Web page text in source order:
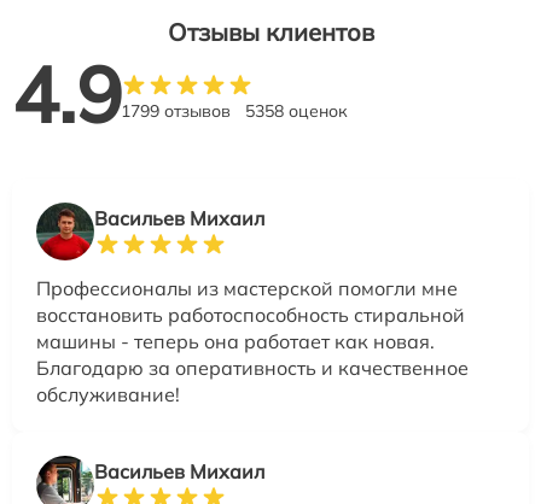
Отзывы клиентов
4.91799 отзывов 5358 оценок
Васильев Михаил
Профессионалы из мастерской помогли мне
восстановить работоспособность стиральной
машины - теперь она работает как новая.
Благодарю за оперативность и качественное
обслуживание!
Васильев Михаил